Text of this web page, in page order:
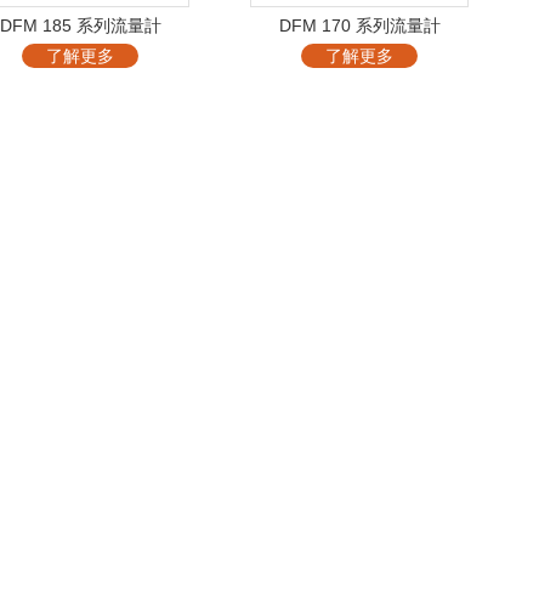
DFM 185 系列流量計
了解更多
DFM 170 系列流量計
了解更多